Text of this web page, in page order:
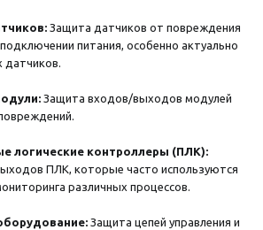
Защита датчиков от повреждения
питания, особенно актуально
датчиков.
Защита входов/выходов модулей
логические контроллеры (ПЛК):
ПЛК, которые часто используются
различных процессов.
Защита цепей управления и